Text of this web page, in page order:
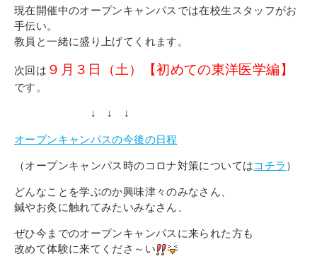
その他
個人情報の取り扱いについて
1号館総合受付：〒194-0022 東京
現在開催中のオープンキャンパスでは在校生スタッフがお
手伝い。
教員と一緒に盛り上げてくれます。
次回は ９月３日（土）【初めての東洋医学編】
です。
↓ ↓ ↓
オープンキャンパスの今後の日程
（オープンキャンパス時のコロナ対策についてはコチラ ）
どんなことを学ぶのか興味津々のみなさん、
鍼やお灸に触れてみたいみなさん、
ぜひ今までのオープンキャンパスに来られた方も
改めて体験に来てくださ～い